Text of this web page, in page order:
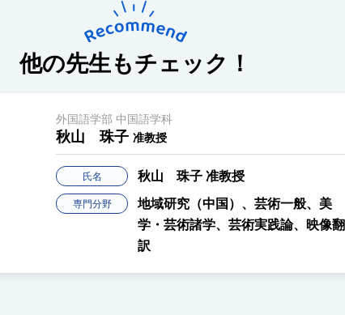
他の先生もチェック！
外国語学部 中国語学科
秋山 珠子 准教授
氏名 秋山 珠子 准教授
専門分野
地域研究（中国）、芸術一般、美
学・芸術諸学、芸術実践論、映像翻
訳